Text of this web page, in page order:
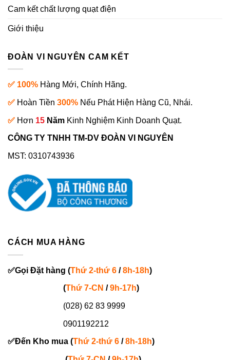
Cam kết chất lượng quạt điện
Giới thiệu
ĐOÀN VI NGUYÊN CAM KẾT
✅ 100% Hàng Mới, Chính Hãng.
✅ Hoàn Tiền 300% Nếu Phát Hiện Hàng Cũ, Nhái.
✅ Hơn 15 Năm Kinh Nghiệm Kinh Doanh Quạt.
CÔNG TY TNHH TM-DV ĐOÀN VI NGUYÊN
MST: 0310743936
CÁCH MUA HÀNG
✅Gọi Đặt hàng (Thứ 2-thứ 6 /8h-18h)
(Thứ 7-CN /9h-17h)
(028) 62 83 9999
0901192212
✅Đến Kho mua (Thứ 2-thứ 6 /8h-18h)